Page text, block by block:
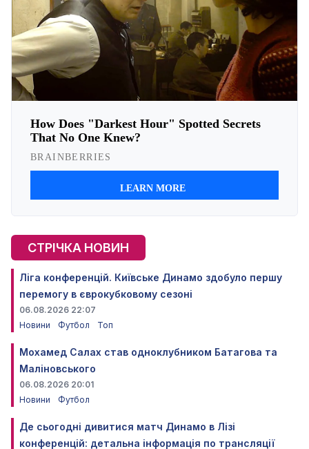
СТРІЧКА НОВИН
Ліга конференцій. Київське Динамо здобуло першу
перемогу в єврокубковому сезоні
06.08.2026 22:07
Новини
Футбол Топ
Мохамед Салах став одноклубником Батагова та
Маліновського
06.08.2026 20:01
Новини
Футбол
Де сьогодні дивитися матч Динамо в Лізі
конференцій: детальна інформація по трансляції